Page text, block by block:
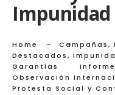
Home Campañas,
Destacados,
Garantías
Observación
Protesta Social y